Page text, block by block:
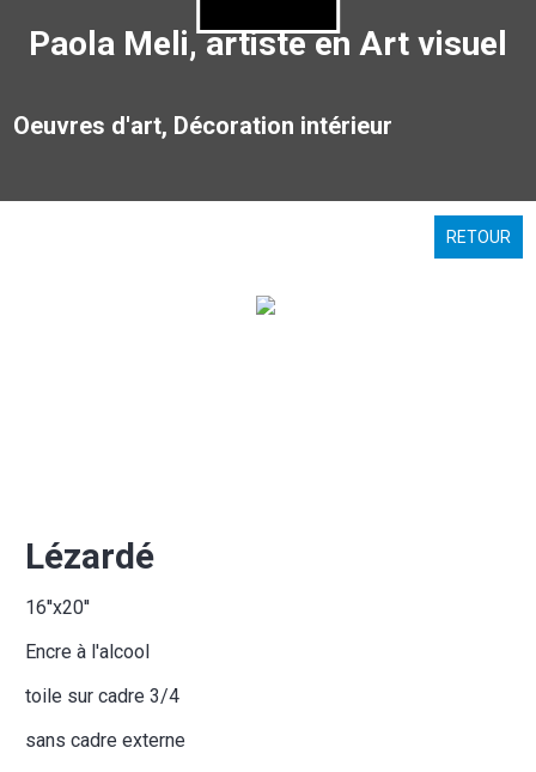
Paola Meli, artiste en Art visuel
Oeuvres d'art, Décoration intérieur
RETOUR
Lézardé
16''x20''
Encre à l'alcool
toile sur cadre 3/4
sans cadre externe